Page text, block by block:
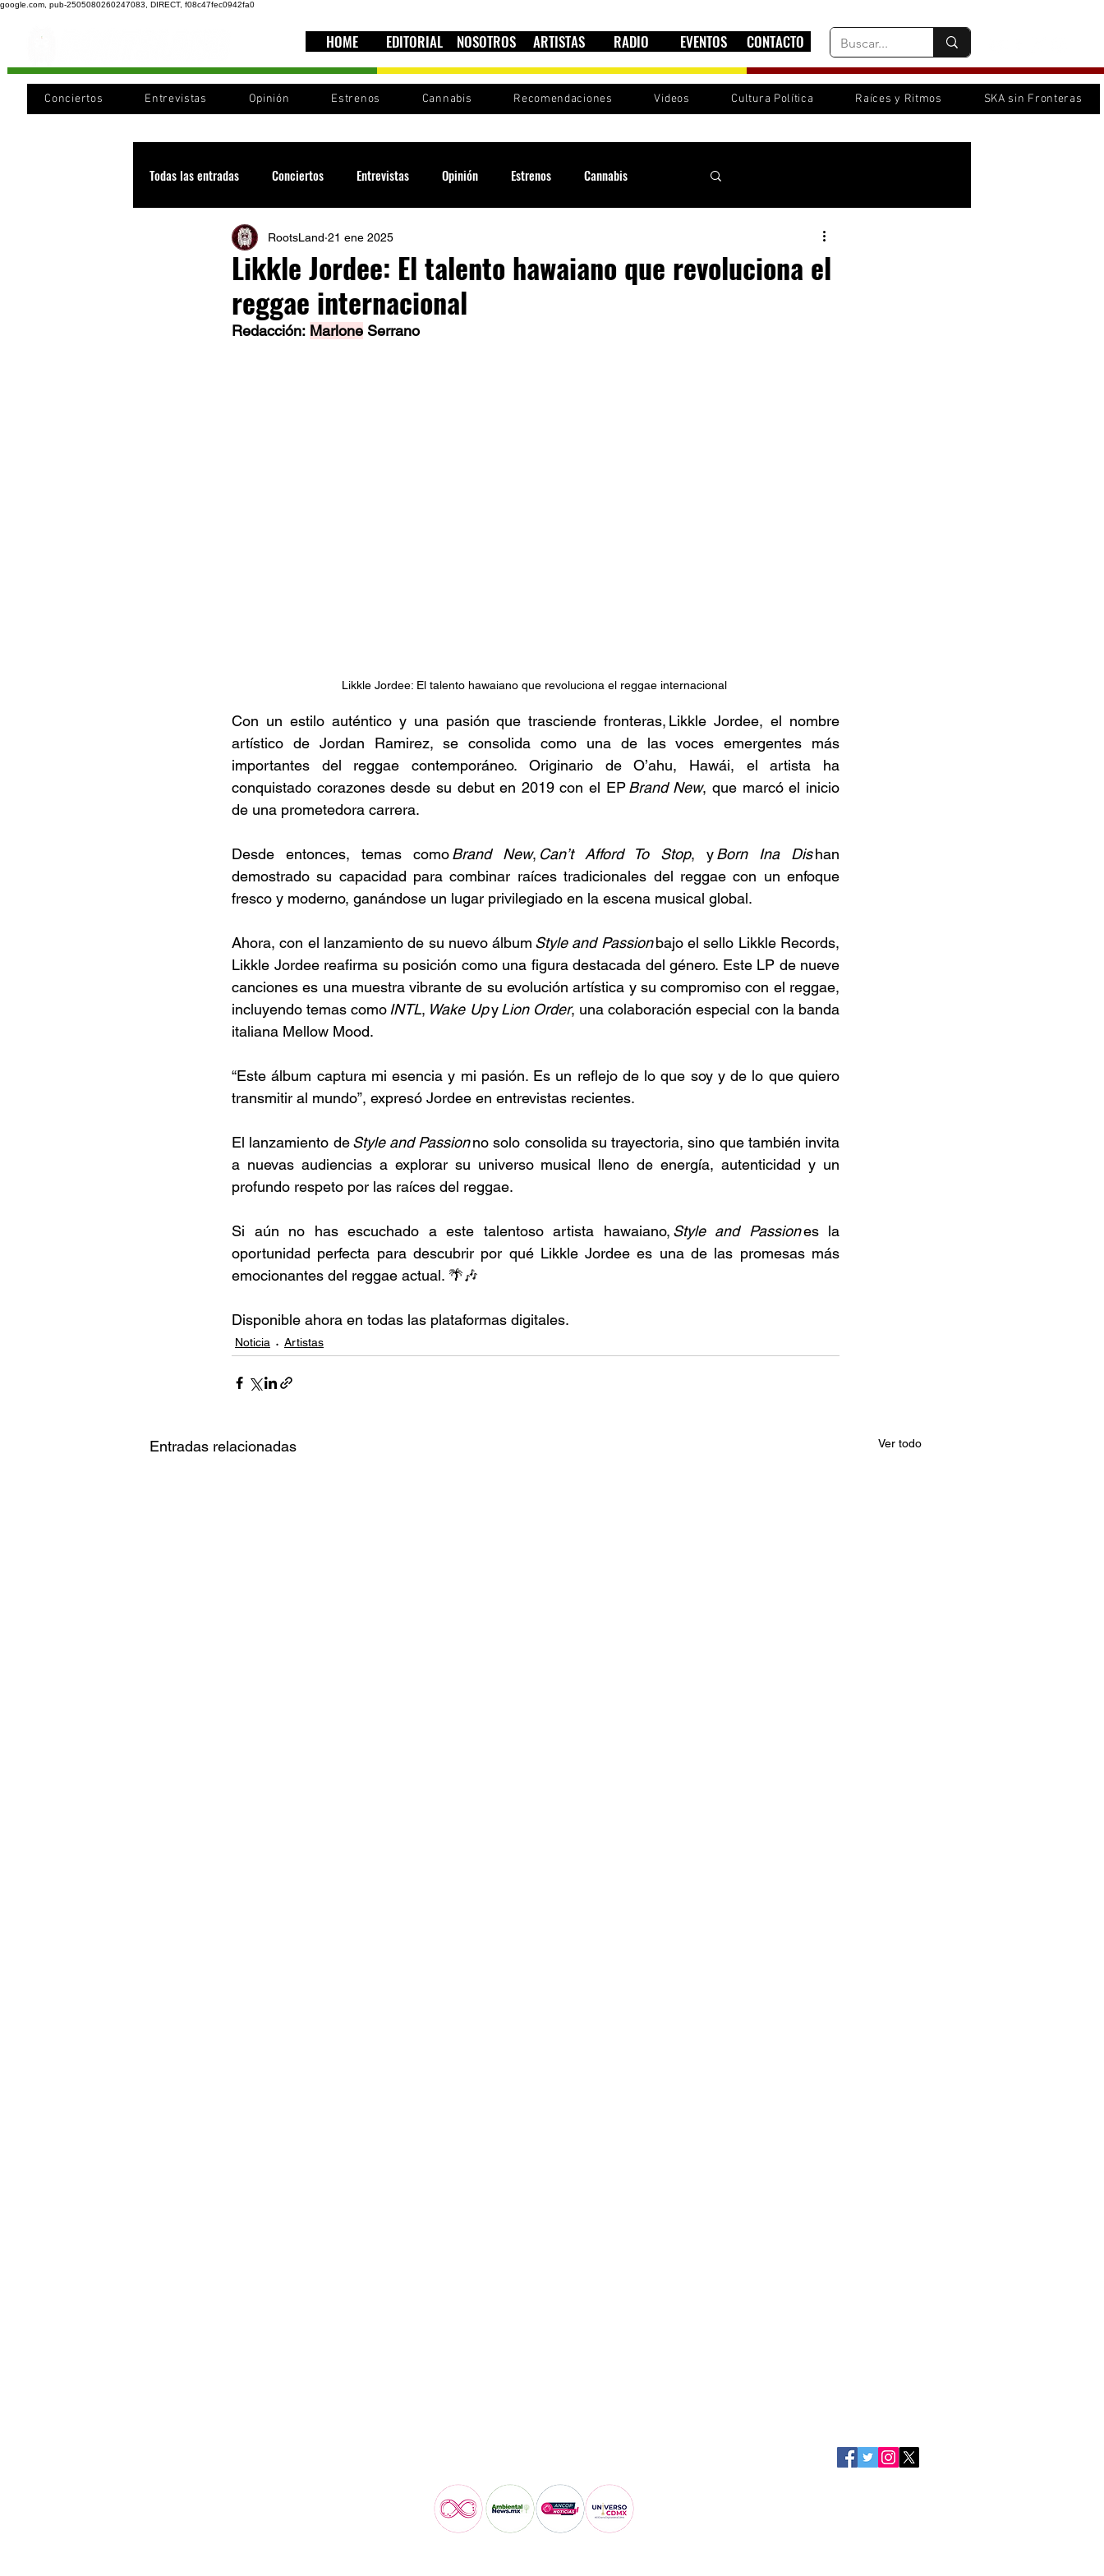
google.com, pub-2505080260247083, DIRECT, f08c47fec0942fa0
HOME EDITORIAL NOSOTROS ARTISTAS RADIO EVENTOS CONTACTO
Conciertos Entrevistas Opinión Estrenos Cannabis Recomendaciones Videos Cultura Política Raíces y Ritmos SKA sin Fronteras
Todas las entradas Conciertos Entrevistas Opinión Estrenos Cannabis
Recomendaciones Videos Cultura política
Cultura Cobertura Sound System
Likkle Jordee: El talento hawaiano que revoluciona el
reggae internacional
RootsLand 21 ene 2025
Redacción: Marlone Serrano
Likkle Jordee: El talento hawaiano que revoluciona el reggae internacional
Con un estilo auténtico y una pasión que trasciende fronteras, Likkle Jordee, el nombre
artístico de Jordan Ramirez, se consolida como una de las voces emergentes más
importantes del reggae contemporáneo. Originario de O’ahu, Hawái, el artista ha
conquistado corazones desde su debut en 2019 con el EP Brand New, que marcó el inicio
de una prometedora carrera.
Desde entonces, temas como Brand New, Can’t Afford To Stop, y Born Ina Dis han
demostrado su capacidad para combinar raíces tradicionales del reggae con un enfoque
fresco y moderno, ganándose un lugar privilegiado en la escena musical global.
Ahora, con el lanzamiento de su nuevo álbum Style and Passion bajo el sello Likkle Records,
Likkle Jordee reafirma su posición como una figura destacada del género. Este LP de nueve
canciones es una muestra vibrante de su evolución artística y su compromiso con el reggae,
incluyendo temas como INTL, Wake Up y Lion Order, una colaboración especial con la banda
italiana Mellow Mood.
“Este álbum captura mi esencia y mi pasión. Es un reflejo de lo que soy y de lo que quiero
transmitir al mundo”, expresó Jordee en entrevistas recientes.
El lanzamiento de Style and Passion no solo consolida su trayectoria, sino que también invita
a nuevas audiencias a explorar su universo musical lleno de energía, autenticidad y un
profundo respeto por las raíces del reggae.
Si aún no has escuchado a este talentoso artista hawaiano, Style and Passion es la
oportunidad perfecta para descubrir por qué Likkle Jordee es una de las promesas más
emocionantes del reggae actual. 🌴🎶
Disponible ahora en todas las plataformas digitales.
Noticia Artistas
Entradas relacionadas Ver todo